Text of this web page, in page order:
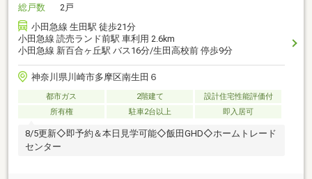
総戸数
2戸
小田急線 生田駅 徒歩21分
小田急線 読売ランド前駅 車利用 2.6km
小田急線 新百合ヶ丘駅 バス16分/生田高校前 停歩9分
神奈川県川崎市多摩区南生田６
都市ガス 2階建て
設計住宅性能評価付
所有権
駐車2台以上 即入居可
8/5更新◇即予約＆本日見学可能◇飯田GHD◇ホームトレード
センター